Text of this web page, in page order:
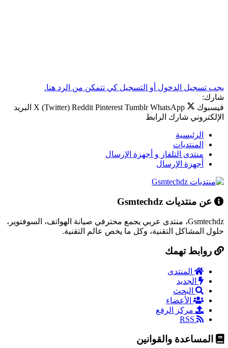
يجب تسجيل الدخول أو التسجيل كي تتمكن من الرد هنا.
شارك:
فيسبوك
X (Twitter) Reddit Pinterest Tumblr WhatsApp
البريد
الإلكتروني شارك الرابط
الرئيسية
المنتديات
منتدى التلفاز و أجهزة الإرسال
أجهزة الإرسال
عن منتديات Gsmtechdz
Gsmtechdz، منتدى عربي يجمع محترفي صيانة الهواتف، السوفتوير،
حلول المشاكل التقنية، وكل ما يخص عالم التقنية.
روابط تهمك
المنتدى
الجديد
البحث
الأعضاء
مركز الرفع
المساعدة والقوانين